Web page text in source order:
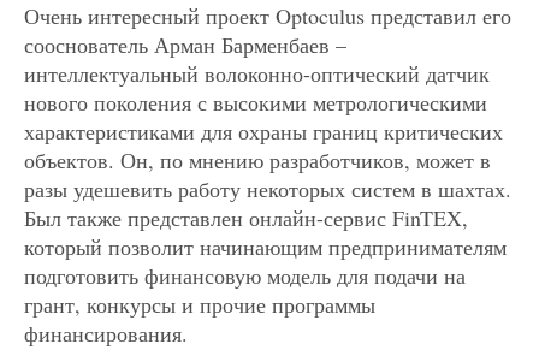
Очень интересный проект Optoculus представил его
со­основатель Арман Барменбаев –
интеллектуальный волоконно-оптический датчик
нового поколения с высокими метрологическими
характеристиками для охраны границ критических
объектов. Он, по мнению разработчиков, может в
разы удешевить работу некоторых систем в шахтах.
Был также представлен онлайн-сервис FinTEX,
который позволит начинающим предпринимателям
подготовить финансовую модель для подачи на
грант, конкурсы и прочие программы
финансирования.